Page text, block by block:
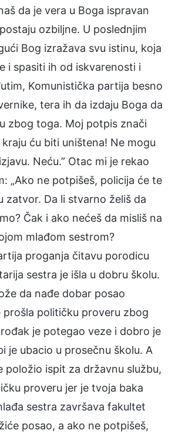
da je vera u Boga ispravan
ozbiljne. U poslednjim
Bog izražava svu istinu, koja
i spasiti ih od iskvarenosti i
Komunistička partija besno
tera ih da izdaju Boga da
zbog toga. Moj potpis znači
ću biti uništena! Ne mogu
Neću.” Otac mi je rekao
„Ako ne potpišeš, policija će te
zatvor. Da li stvarno želiš da
Čak i ako nećeš da misliš na
mlađom sestrom?
proganja čitavu porodicu
sestra je išla u dobru školu.
da nađe dobar posao
prošla političku proveru zbog
je potegao veze i dobro je
je ubacio u prosečnu školu. A
položio ispit za državnu službu,
proveru jer je tvoja baka
sestra završava fakultet
posao, a ako ne potpišeš,